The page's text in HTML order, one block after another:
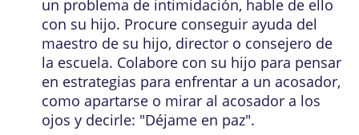
un problema de intimidación, hable de ello
con su hijo. Procure conseguir ayuda del
maestro de su hijo, director o consejero de
la escuela. Colabore con su hijo para pensar
en estrategias para enfrentar a un acosador,
como apartarse o mirar al acosador a los
ojos y decirle: "Déjame en paz".